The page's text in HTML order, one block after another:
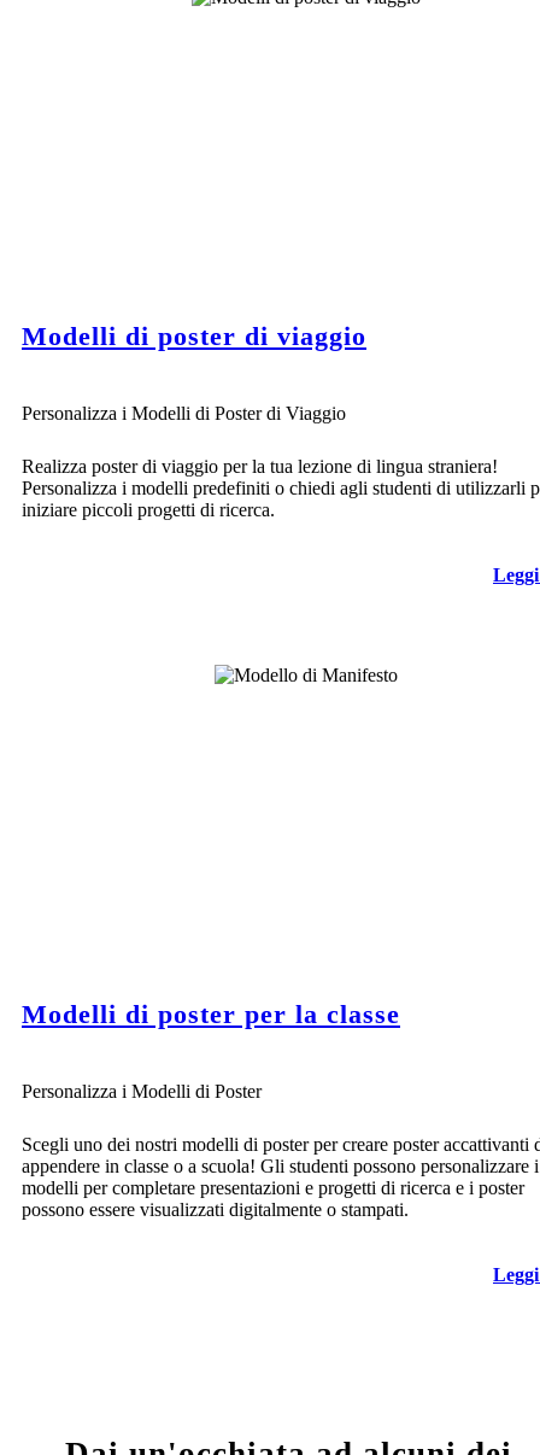
Modelli di poster di viaggio
Personalizza i Modelli di Poster di Viaggio
Realizza poster di viaggio per la tua lezione di lingua straniera!
Personalizza i modelli predefiniti o chiedi agli studenti di utilizzarli
iniziare piccoli progetti di ricerca.
Modelli di poster per la classe
Personalizza i Modelli di Poster
Scegli uno dei nostri modelli di poster per creare poster accattivanti
appendere in classe o a scuola! Gli studenti possono personalizzare i
modelli per completare presentazioni e progetti di ricerca e i poster
possono essere visualizzati digitalmente o stampati.